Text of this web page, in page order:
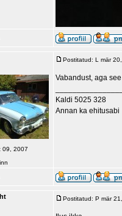
09, 2007
Postitatud: L mär
Vabandust, aga
Kaldi 5025 328
Annan ka ehitusabi
Postitatud: P mär